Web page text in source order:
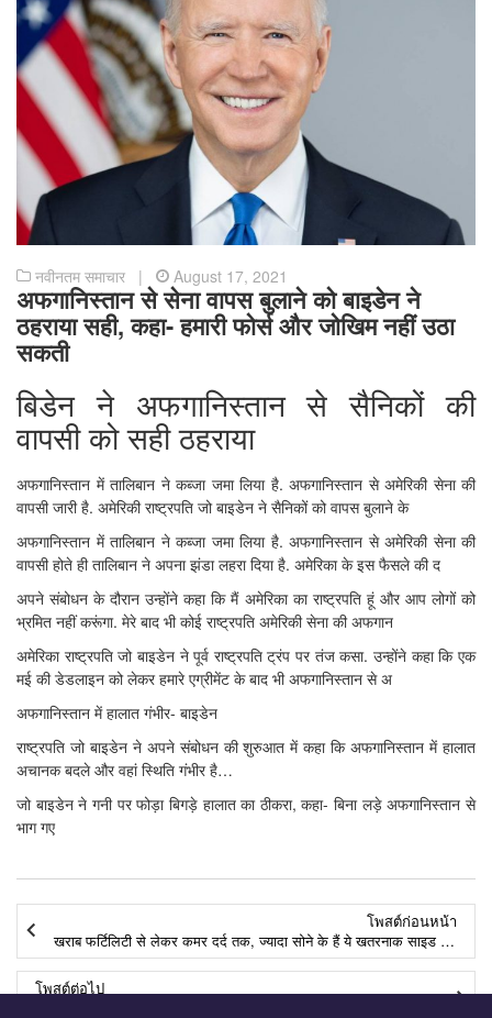
नवीनतम समाचार | August 17, 2021
अफगानिस्तान से सेना वापस बुलाने को बाइडेन ने
ठहराया सही, कहा- हमारी फोर्स और जोखिम नहीं उठा
सकती
बिडेन ने अफगानिस्तान से सैनिकों की
वापसी को सही ठहराया
अफगानिस्तान में तालिबान ने कब्जा जमा लिया है. अफगानिस्तान से अमेरिकी सेना की
वापसी जारी है. अमेरिकी राष्ट्रपति जो बाइडेन ने सैनिकों को वापस बुलाने के
अफगानिस्तान में तालिबान ने कब्जा जमा लिया है. अफगानिस्तान से अमेरिकी सेना की
वापसी होते ही तालिबान ने अपना झंडा लहरा दिया है. अमेरिका के इस फैसले की द
अपने संबोधन के दौरान उन्होंने कहा कि मैं अमेरिका का राष्ट्रपति हूं और आप लोगों को
भ्रमित नहीं करूंगा. मेरे बाद भी कोई राष्ट्रपति अमेरिकी सेना की अफगान
अमेरिका राष्ट्रपति जो बाइडेन ने पूर्व राष्ट्रपति ट्रंप पर तंज कसा. उन्होंने कहा कि एक
मई की डेडलाइन को लेकर हमारे एग्रीमेंट के बाद भी अफगानिस्तान से अ
अफगानिस्तान में हालात गंभीर- बाइडेन
राष्ट्रपति जो बाइडेन ने अपने संबोधन की शुरुआत में कहा कि अफगानिस्तान में हालात
अचानक बदले और वहां स्थिति गंभीर है…
जो बाइडेन ने गनी पर फोड़ा बिगड़े हालात का ठीकरा, कहा- बिना लड़े अफगानिस्तान से
भाग गए
โพสต์ก่อนหน้า
खराब फर्टिलिटी से लेकर कमर दर्द तक, ज्यादा सोने के हैं ये खतरनाक साइड इफेक्ट्स
โพสต์ต่อไป